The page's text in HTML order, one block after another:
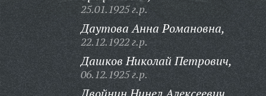
25.01.1925 г.р.
Даутова Анна Романовна,
22.12.1922 г.р.
Дашков Николай Петрович,
06.12.1925 г.р.